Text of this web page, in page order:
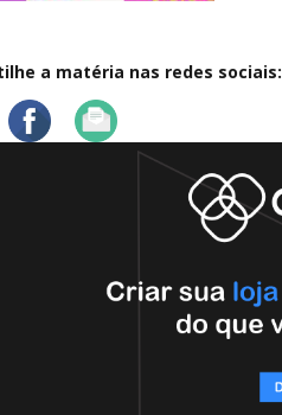
a matéria nas redes sociais: